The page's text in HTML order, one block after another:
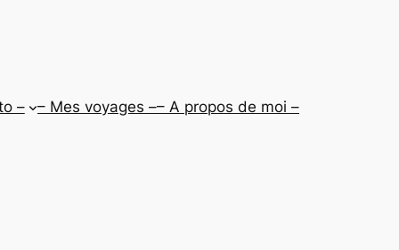
– – Mes voyages –– A propos de moi –